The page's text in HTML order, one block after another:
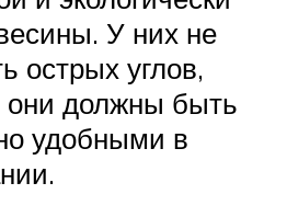
У них не
острых углов,
они должны быть
удобными в